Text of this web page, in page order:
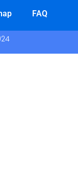
FAQ